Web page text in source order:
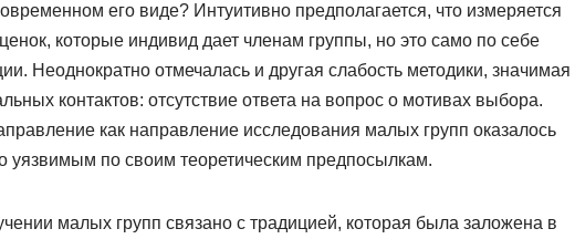
его виде? Интуитивно предполагается, что измеряется
которые индивид дает членам группы, но это само по себе
Неоднократно отмечалась и другая слабость методики, значимая
контактов: отсутствие ответа на вопрос о мотивах выбора.
как направление исследования малых групп оказалось
уязвимым по своим теоретическим предпосылкам.
малых групп связано с традицией, которая была заложена в